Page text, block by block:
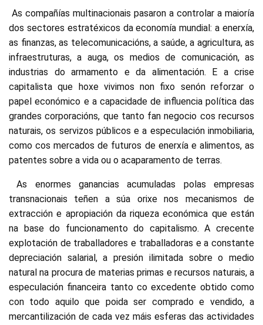
As compañías multinacionais pasaron a controlar a maioría
dos sectores estratéxicos da economía mundial: a enerxía,
as finanzas, as telecomunicacións, a saúde, a agricultura, as
infraestruturas, a auga, os medios de comunicación, as
industrias do armamento e da alimentación. E a crise
capitalista que hoxe vivimos non fixo senón reforzar o
papel económico e a capacidade de influencia política das
grandes corporacións, que tanto fan negocio cos recursos
naturais, os servizos públicos e a especulación inmobiliaria,
como cos mercados de futuros de enerxía e alimentos, as
patentes sobre a vida ou o acaparamento de terras.
As enormes ganancias acumuladas polas empresas
transnacionais teñen a súa orixe nos mecanismos de
extracción e apropiación da riqueza económica que están
na base do funcionamento do capitalismo. A crecente
explotación de traballadores e traballadoras e a constante
depreciación salarial, a presión ilimitada sobre o medio
natural na procura de materias primas e recursos naturais, a
especulación financeira tanto co excedente obtido como
con todo aquilo que poida ser comprado e vendido, a
mercantilización de cada vez máis esferas das actividades